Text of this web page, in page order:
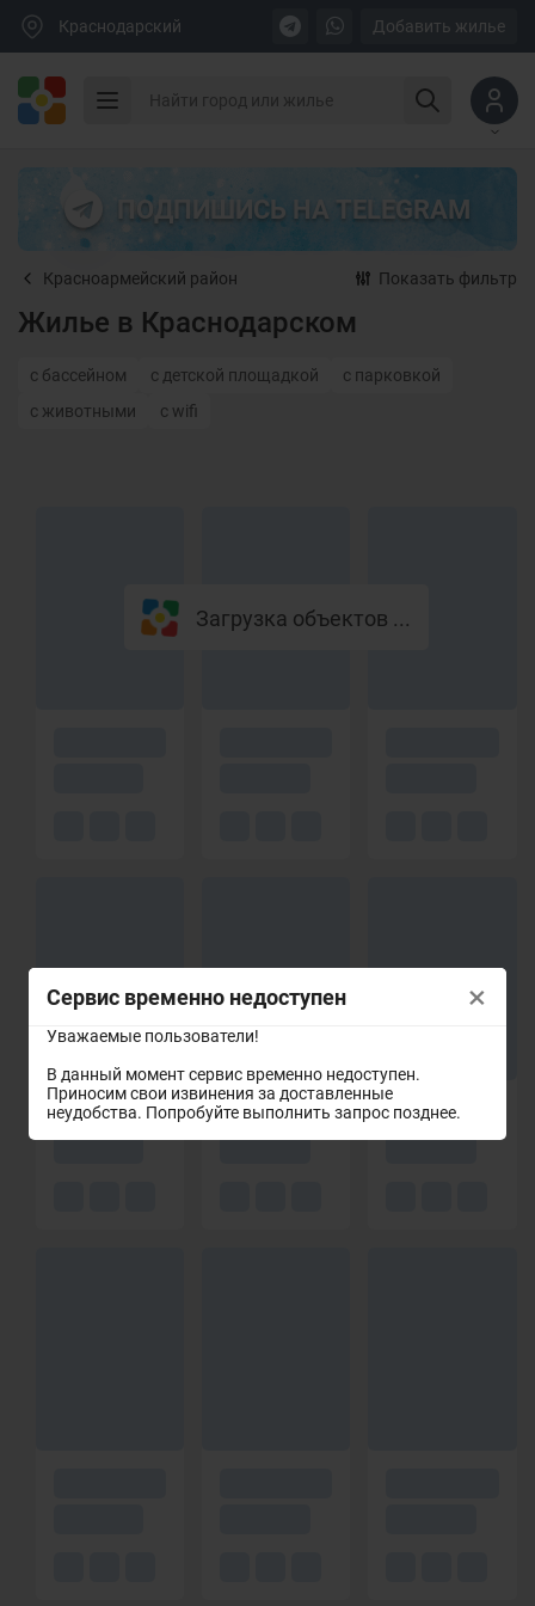
Сервис временно недоступен
Уважаемые пользователи!
В данный момент сервис временно недоступен.
Приносим свои извинения за доставленные
неудобства. Попробуйте выполнить запрос позднее.
×
Краснодарский Добавить жилье
ПОДПИШИСЬ НА TELEGRAM
Красноармейский район Показать фильтр
Жилье в Краснодарском
с бассейном с детской площадкой
с парковкой
с животными
с wifi
Загрузка объектов ...